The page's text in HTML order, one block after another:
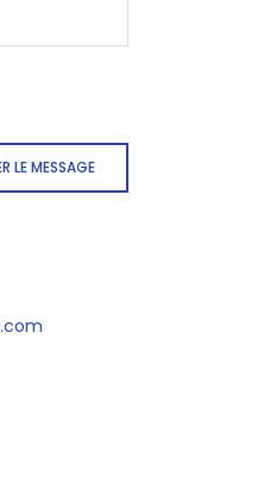
LE MESSAGE